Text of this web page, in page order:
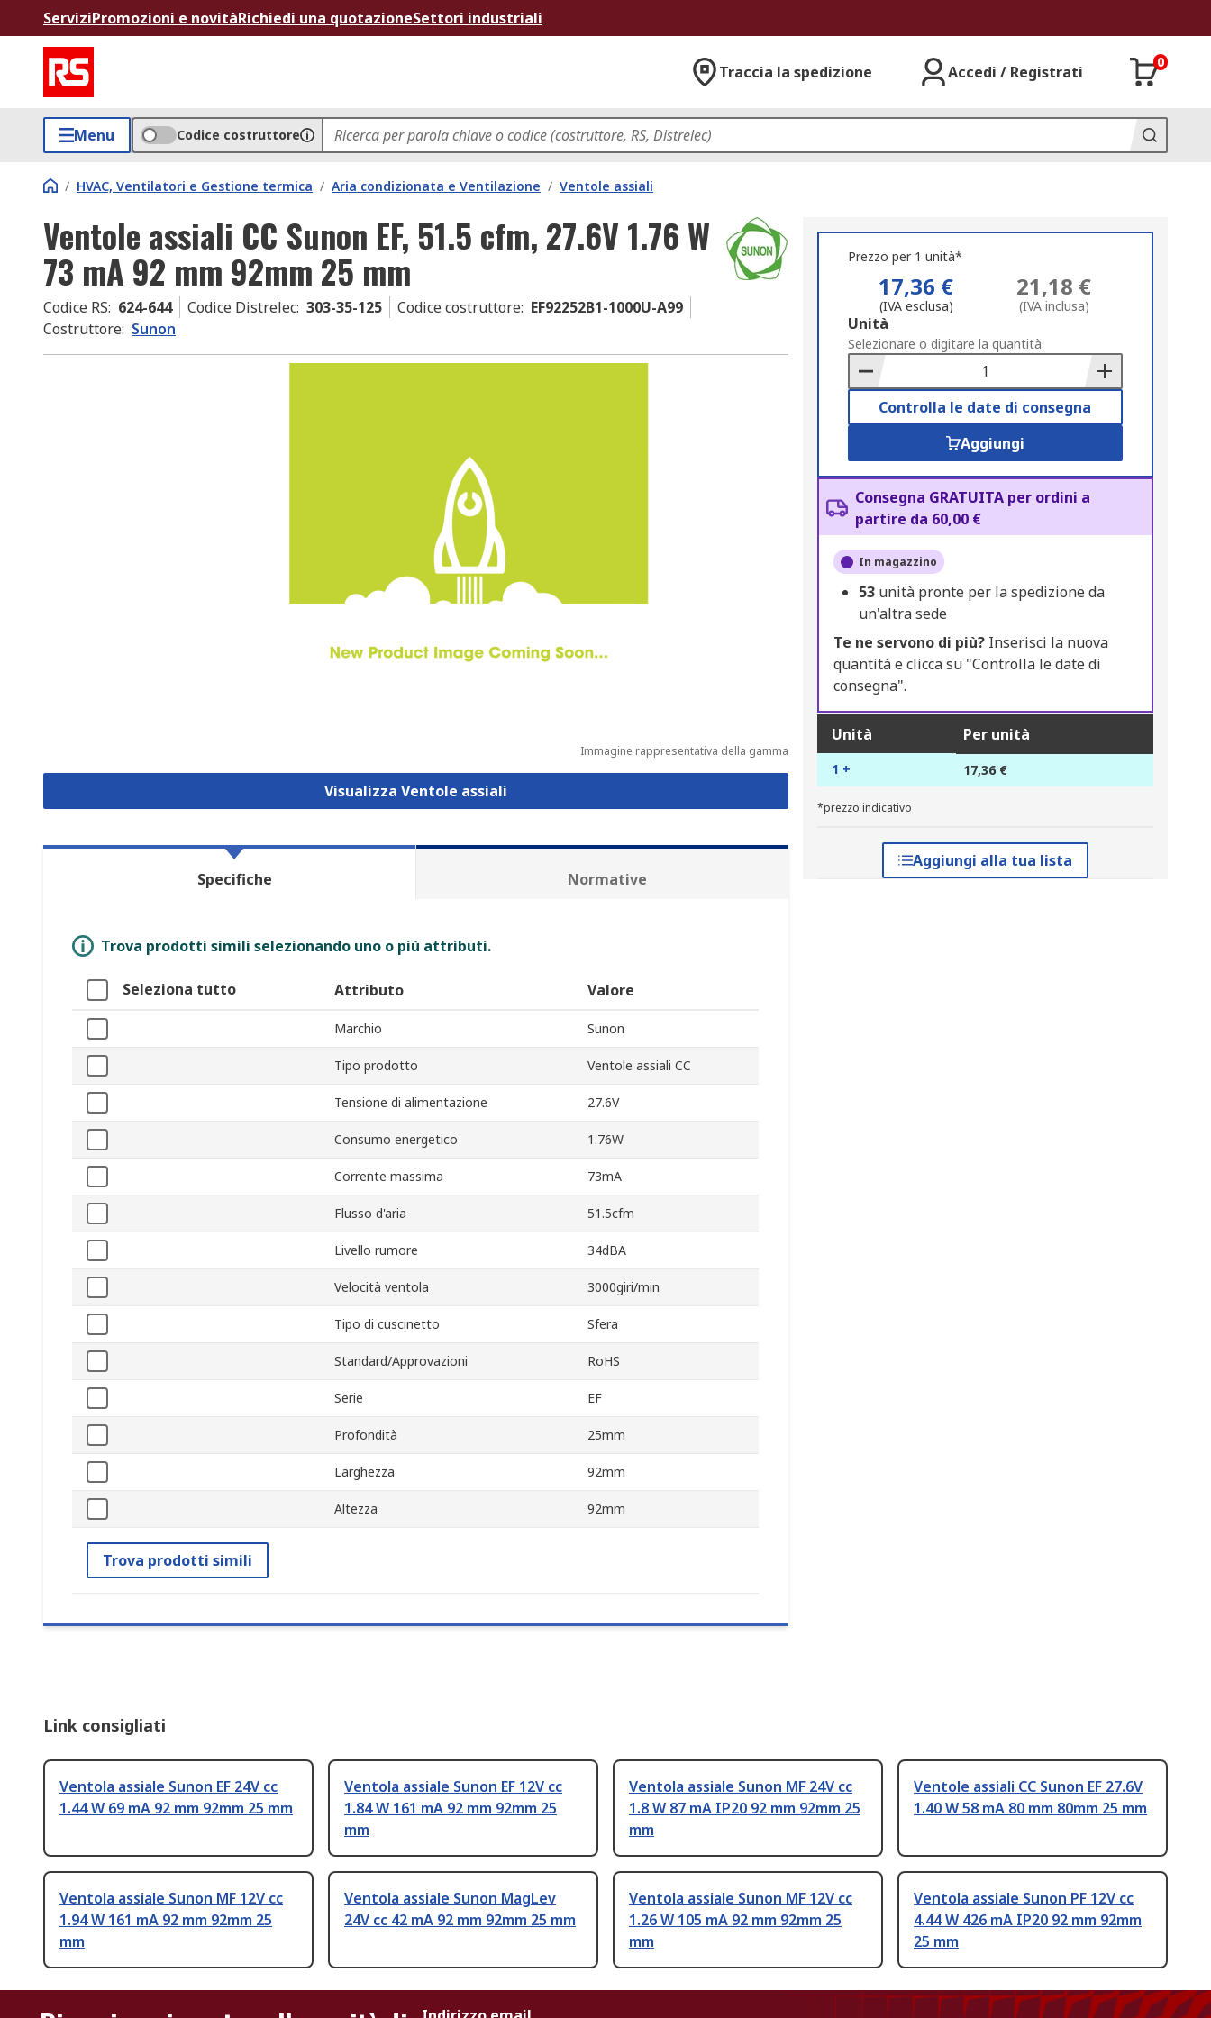
ServiziPromozioni e novitàRichiedi una quotazioneSettori industriali
Traccia la spedizione Accedi / Registrati
0
Menu Codice costruttore
/ HVAC, Ventilatori e Gestione termica / Aria condizionata e Ventilazione / Ventole assiali
Ventole assiali CC Sunon EF, 51.5 cfm, 27.6V 1.76 W
73 mA 92 mm 92mm 25 mm
Codice RS: 624-644 Codice Distrelec: 303-35-125 Codice costruttore: EF92252B1-1000U-A99
Costruttore: Sunon
Immagine rappresentativa della gamma
Visualizza Ventole assiali
Prezzo per 1 unità*
17,36 €
(IVA esclusa)
21,18 €
(IVA inclusa)
Add
to
Basket
Unità
Selezionare o digitare la quantità
Controlla le date di consegna
Aggiungi
Consegna GRATUITA per ordini a
partire da 60,00 €
In magazzino
53 unità pronte per la spedizione da
un'altra sede
Te ne servono di più?Inserisci la nuova
quantità e clicca su "Controlla le date di
consegna".
Unità Per unità
1 + 17,36 €
*prezzo indicativo
Aggiungi alla tua lista
Specifiche
Normative
Trova prodotti simili selezionando uno o più attributi.
Seleziona tutto Attributo Valore
Marchio Sunon
Tipo prodotto Ventole assiali CC
Tensione di alimentazione 27.6V
Consumo energetico 1.76W
Corrente massima 73mA
Flusso d'aria 51.5cfm
Livello rumore 34dBA
Velocità ventola 3000giri/min
Tipo di cuscinetto Sfera
Standard/Approvazioni RoHS
Serie EF
Profondità 25mm
Larghezza 92mm
Altezza 92mm
Trova prodotti simili
Link consigliati
Ventola assiale Sunon EF 24V cc
1.44 W 69 mA 92 mm 92mm 25 mm
Ventola assiale Sunon EF 12V cc
1.84 W 161 mA 92 mm 92mm 25
mm
Ventola assiale Sunon MF 24V cc
1.8 W 87 mA IP20 92 mm 92mm 25
mm
Ventole assiali CC Sunon EF 27.6V
1.40 W 58 mA 80 mm 80mm 25 mm
Ventola assiale Sunon MF 12V cc
1.94 W 161 mA 92 mm 92mm 25
mm
Ventola assiale Sunon MagLev
24V cc 42 mA 92 mm 92mm 25 mm
Ventola assiale Sunon MF 12V cc
1.26 W 105 mA 92 mm 92mm 25
mm
Ventola assiale Sunon PF 12V cc
4.44 W 426 mA IP20 92 mm 92mm
25 mm